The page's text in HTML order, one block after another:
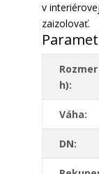
v
zaizolovať.
h):
Váha:
DN: